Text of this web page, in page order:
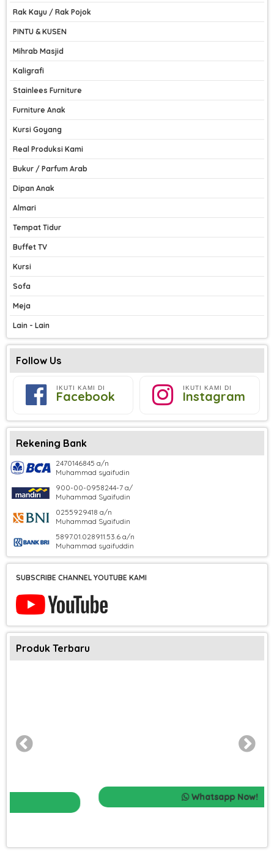
Rak Kayu / Rak Pojok
PINTU & KUSEN
Mihrab Masjid
Kaligrafi
Stainlees Furniture
Furniture Anak
Kursi Goyang
Real Produksi Kami
Bukur / Parfum Arab
Dipan Anak
Almari
Tempat Tidur
Buffet TV
Kursi
Sofa
Meja
Lain - Lain
Follow Us
IKUTI KAMI DI
Facebook
IKUTI KAMI DI
Instagram
Rekening Bank
2470146845 a/n
Muhammad syaifudin
900-00-0958244-7 a/
Muhammad Syaifudin
0255929418 a/n
Muhammad Syaifudin
5897.01.028911.53.6 a/n
Muhammad syaifuddin
SUBSCRIBE CHANNEL YOUTUBE KAMI
Produk Terbaru
Whatsapp Now!